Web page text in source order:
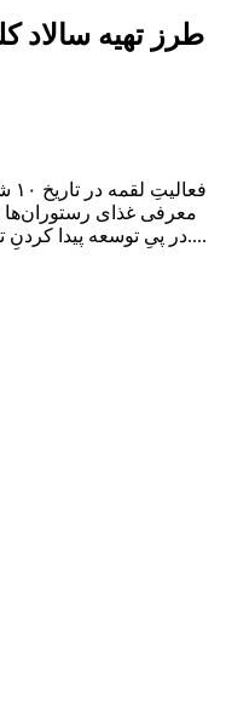
طرز تهیه سالاد
معرفی غذای رستوران‌ها
در پیِ توسعه پیدا کردنِ تجربیات، امتیازدهی به عملکرد رستوران....